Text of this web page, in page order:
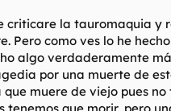
criticare la tauromaquia y
Pero como ves lo he
algo verdaderamente
por una muerte de
que muere de viejo pues
tenemos que morir, pero